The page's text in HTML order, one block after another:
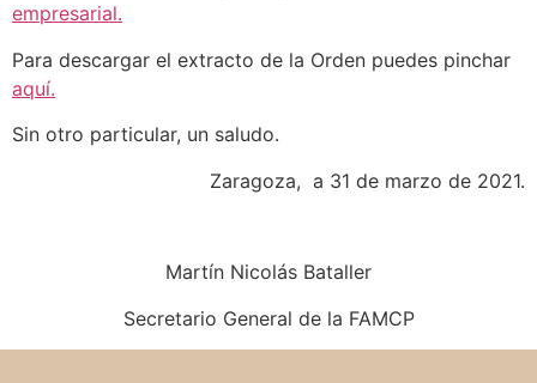
empresarial.
Para descargar el extracto de la Orden puedes pinchar
aquí.
Sin otro particular, un saludo.
Zaragoza, a 31 de marzo de 2021.
Martín Nicolás Bataller
Secretario General de la FAMCP